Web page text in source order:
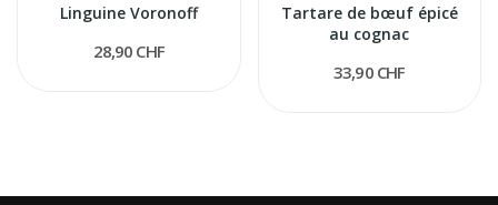
Linguine Voronoff
28,90 CHF
Tartare de bœuf épicé
au cognac
33,90 CHF